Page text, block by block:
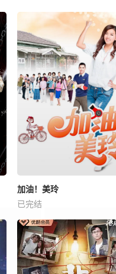
加油！美玲
已完结